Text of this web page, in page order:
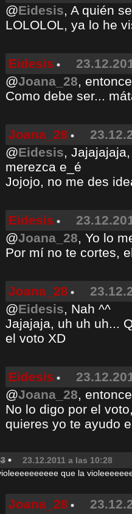
@Eidesis, A quién
LOLOLOL, ya lo he
Eidesis
@Joana_28,
Como debe ser...
Joana_28
@Eidesis,
merezca e_é
Jojojo, no me des
Eidesis
@Joana_28, Yo lo
Por mí no te cortes,
Joana_28
@Eidesis, Nah ^^
Jajajaja, uh uh uh...
el voto XD
Eidesis
@Joana_28,
No lo digo por el
quieres yo te ayudo
23.12.2011 a las 10:28
que la
Joana_28